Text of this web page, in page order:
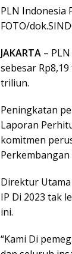
PLN Indonesia
FOTO/
JAKARTA –
sebesar
triliun.
Peningkatan
Laporan
komitmen
Perkembangan
Direktur
IP Di 2023 tak
ini.
“Kami Di